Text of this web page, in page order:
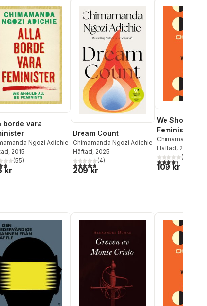
borde vara
Ngozi Adichie
, 2015
5 stjärnor. Totalt antal röster:
(55)
kr
Dream Count
Chimamanda Ngozi Adichie
Häftad, 2025
4,8utav 5 stjärnor. Totalt antal röster:
(4)
209 kr
We Should All
Feminists
Chimamanda
Häftad, 2014
4,3utav 5(
109 kr